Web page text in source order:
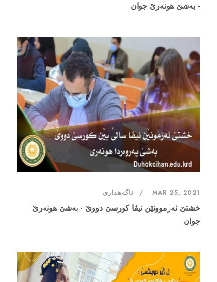
- بەشێ هونەرێ جوان
MAR 25, 2021 ئاگەهداری
خشتێ ئەزموونێن نیڤا کورسێ دووێ - بەشێ هونەرێ
جوان